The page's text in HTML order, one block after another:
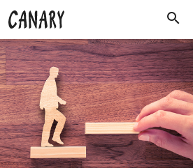
KEYWORD
キーワード